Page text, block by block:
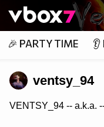
👾
🎉 PARTY TIME
ventsy_94
VENTSY_94 -- a.k.a.